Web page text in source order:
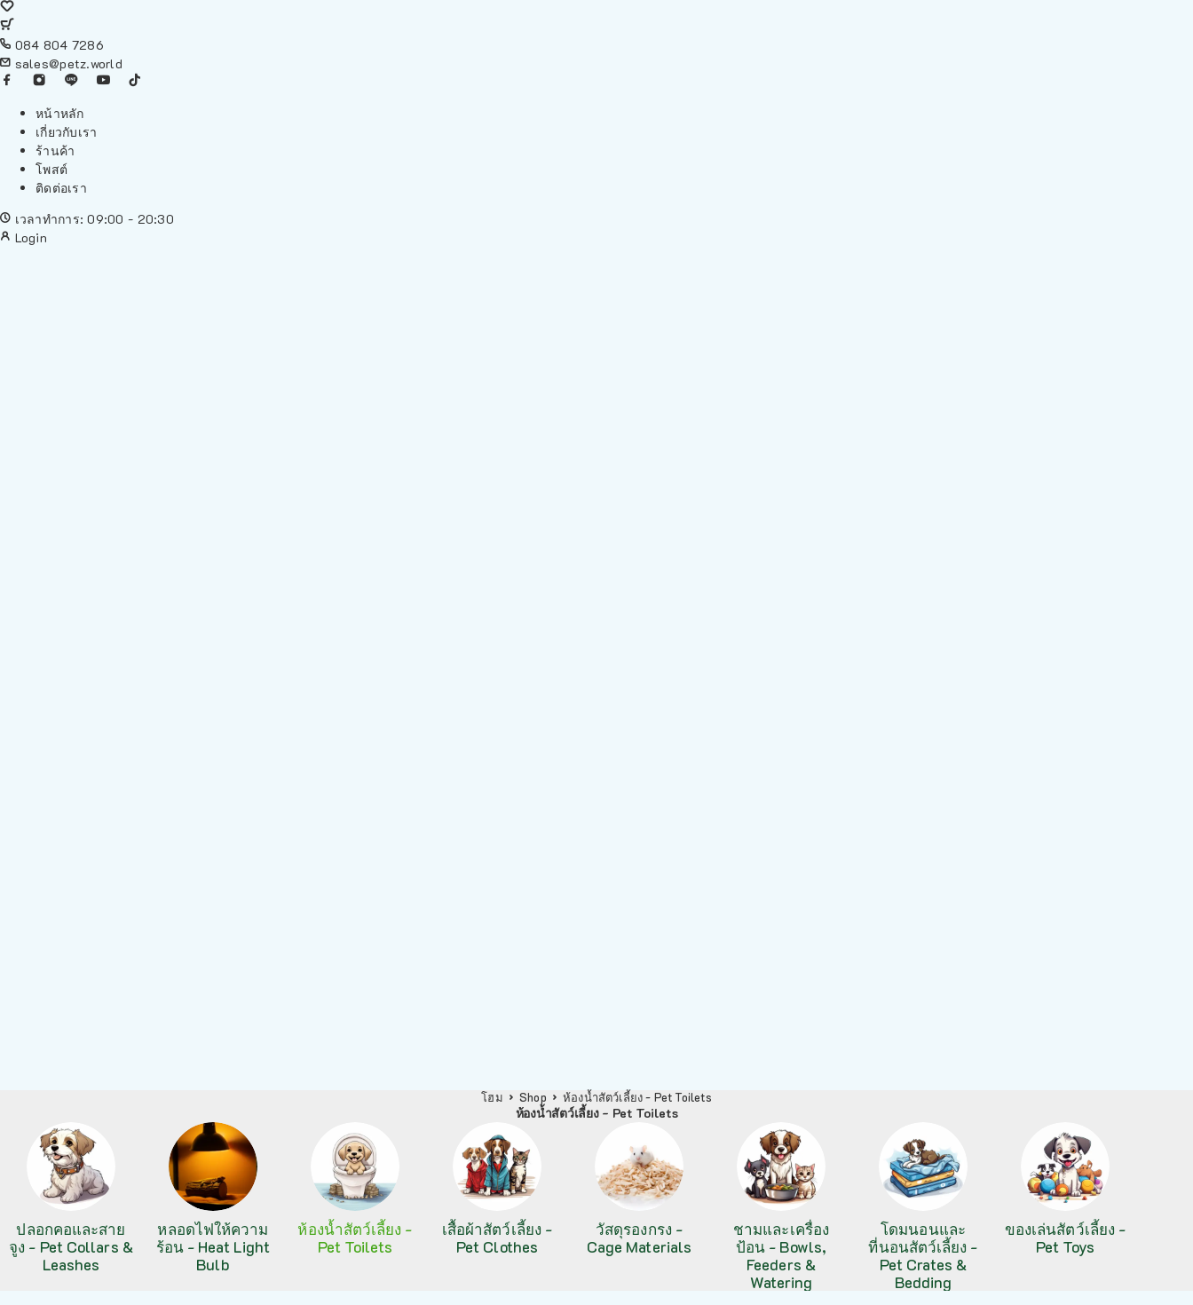
084 804 7286
sales@petz.world
หน้าหลัก
เกี่ยวกับเรา
ร้านค้า
โพสต์
ติดต่อเรา
เวลาทำการ: 09:00 - 20:30
Login
โฮม Shop ห้องน้ำสัตว์เลี้ยง - Pet Toilets
ห้องน้ำสัตว์เลี้ยง - Pet Toilets
ปลอกคอและสาย
จูง - Pet Collars &
Leashes
หลอดไฟให้ความ
ร้อน - Heat Light
Bulb
ห้องน้ำสัตว์เลี้ยง -
Pet Toilets
เสื้อผ้าสัตว์เลี้ยง -
Pet Clothes
วัสดุรองกรง -
Cage Materials
ชามและเครื่อง
ป้อน - Bowls,
Feeders &
Watering
โดมนอนและ
ที่นอนสัตว์เลี้ยง -
Pet Crates &
Bedding
ของเล่นสัตว์เลี้ยง -
Pet Toys